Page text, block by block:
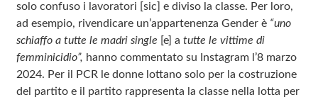
solo confuso i lavoratori [sic] e diviso la classe. Per loro,
ad esempio, rivendicare un’appartenenza Gender è “uno
schiaffo a tutte le madri single [e] a tutte le vittime di
femminicidio”, hanno commentato su Instagram l’8 marzo
2024. Per il PCR le donne lottano solo per la costruzione
del partito e il partito rappresenta la classe nella lotta per